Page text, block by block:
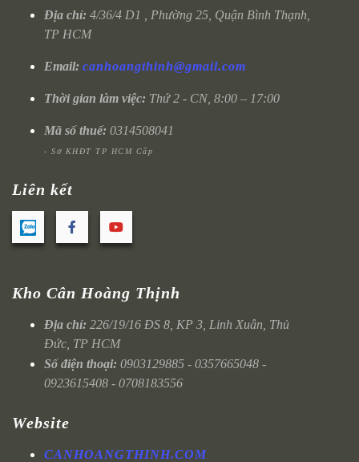
Địa chỉ: 4/36/4 D1 , Phường 25, Quận Bình Thạnh,
TP HCM
Email: canhoangthinh@gmail.com
Thời gian làm việc: Thứ 2 - CN, 8:00 – 17:00
Mã số thuế: 0314508041
- Sở KHĐT TP HCM Cấp
Liên kết
Kho Cân Hoàng Thịnh
Địa chỉ: 226/19/16 ĐS 8, KP 3, Linh Xuân, Thủ
Đức, TP HCM
Số điện thoại: 0903129885 - 0357665048 -
0923615408 - 0708183556
Website
CANHOANGTHINH.COM